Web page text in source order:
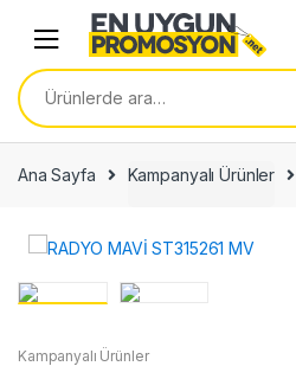
navigation
content
Ara:
Ana Sayfa Kampanyalı Ürünler
Kampanyalı Ürünler